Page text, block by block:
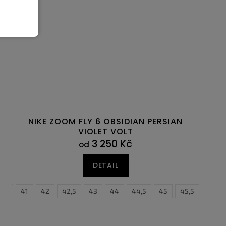
47,5
NIKE ZOOM FLY 6 OBSIDIAN PERSIAN
VIOLET VOLT
od 3 250 Kč
DETAIL
41 42 42,5 43 44 44,5 45 45,5